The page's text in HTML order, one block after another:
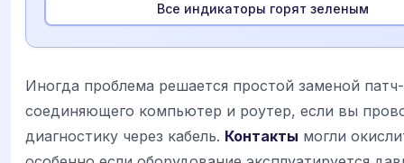
Все индикаторы горят зеленым
Иногда проблема решается простой заменой
соединяющего компьютер и роутер, если вы
диагностику через кабель. Контакты могли